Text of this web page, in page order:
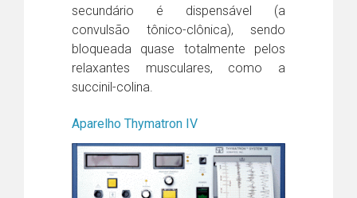
secundário é dispensável (a
convulsão tônico-clônica), sendo
bloqueada quase totalmente pelos
relaxantes musculares, como a
succinil-colina.
Aparelho Thymatron IV